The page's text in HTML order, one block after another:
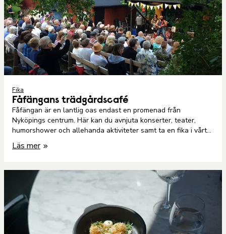
Fika
Fåfängans trädgårdscafé
Fåfängan är en lantlig oas endast en promenad från
Nyköpings centrum. Här kan du avnjuta konserter, teater,
humorshower och allehanda aktiviteter samt ta en fika i vårt
lilla café.
Läs mer